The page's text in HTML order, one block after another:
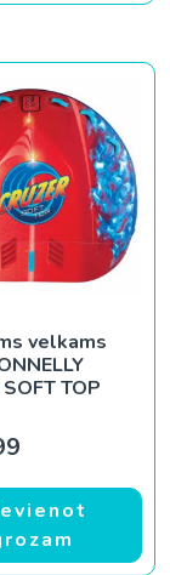
€199.99.
velkams
TOP